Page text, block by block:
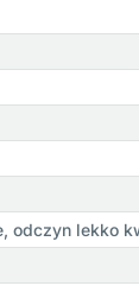
odczyn lekko